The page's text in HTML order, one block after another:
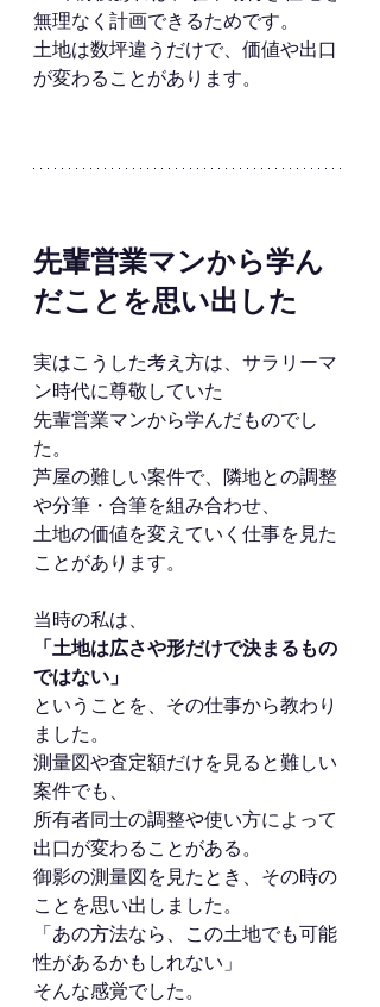
無理なく計画できるためです。
土地は数坪違うだけで、価値や出口
が変わることがあります。
先輩営業マンから学ん
だことを思い出した
実はこうした考え方は、サラリーマ
ン時代に尊敬していた
先輩営業マンから学んだものでし
た。
芦屋の難しい案件で、隣地との調整
や分筆・合筆を組み合わせ、
土地の価値を変えていく仕事を見た
ことがあります。
当時の私は、
「土地は広さや形だけで決まるもの
ではない」
ということを、その仕事から教わり
ました。
測量図や査定額だけを見ると難しい
案件でも、
所有者同士の調整や使い方によって
出口が変わることがある。
御影の測量図を見たとき、その時の
ことを思い出しました。
「あの方法なら、この土地でも可能
性があるかもしれない」
そんな感覚でした。